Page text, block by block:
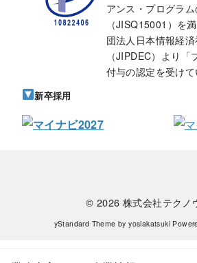
アンス・プログラ
（JISQ15001）を
団法人日本情報経
（JIPDEC）より「
付与の認定を受けて
新卒採用
© 2026 株式会社テクノ
yStandard Theme byyosiakatsuki